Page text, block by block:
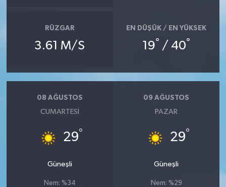
RÜZGAR
3.61 M/S
EN DÜŞÜK / EN YÜKSEK
19° / 40°
08 AĞUSTOS
CUMARTESI
29°
Güneşli
Nem: %34
09 AĞUSTOS
PAZAR
29°
Güneşli
Nem: %29